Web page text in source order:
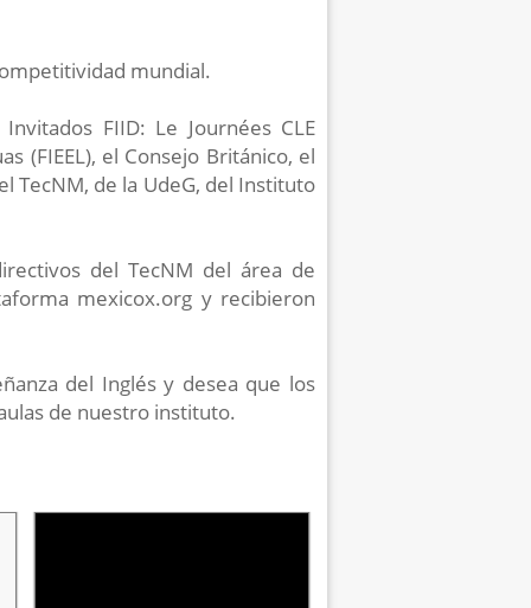
mundial.
FIID: Le Journées CLE
(FIEEL), el Consejo Británico, el
TecNM, de la UdeG, del Instituto
del TecNM del área de
mexicox.org y recibieron
del Inglés y desea que los
de nuestro instituto.